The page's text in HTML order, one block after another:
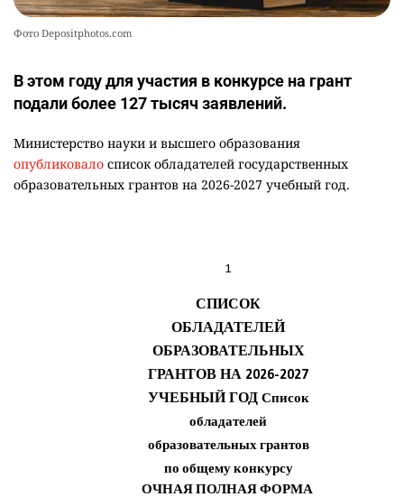
Фото Depositphotos.com
В этом году для участия в конкурсе на грант
подали более 127 тысяч заявлений.
Министерство науки и высшего образования
опубликовало список обладателей государственных
образовательных грантов на 2026-2027 учебный год.